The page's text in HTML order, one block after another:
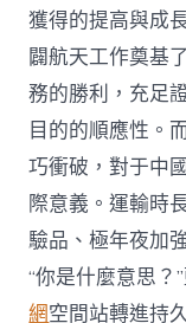
獲得的提高與成
闢航天工作奠基
務的勝利，充足
目的的順應性。
巧衝破，對于中
際意義。運輸時
驗品、極年夜加
“你是什麼意思
網空間站轉進持